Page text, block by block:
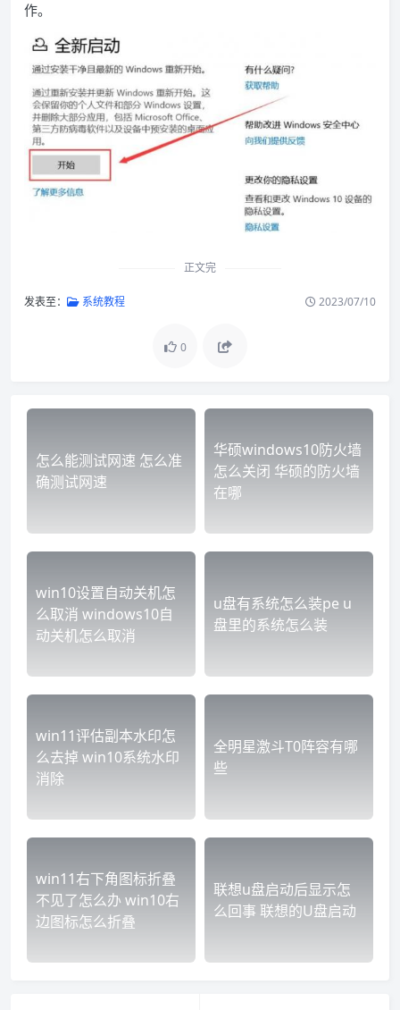
作。
正文完
发表至： 系统教程 2023/07/10
0
怎么能测试网速 怎么准
确测试网速
华硕windows10防火墙
怎么关闭 华硕的防火墙
在哪
win10设置自动关机怎
么取消 windows10自
动关机怎么取消
u盘有系统怎么装pe u
盘里的系统怎么装
win11评估副本水印怎
么去掉 win10系统水印
消除
全明星激斗T0阵容有哪
些
win11右下角图标折叠
不见了怎么办 win10右
边图标怎么折叠
联想u盘启动后显示怎
么回事 联想的U盘启动